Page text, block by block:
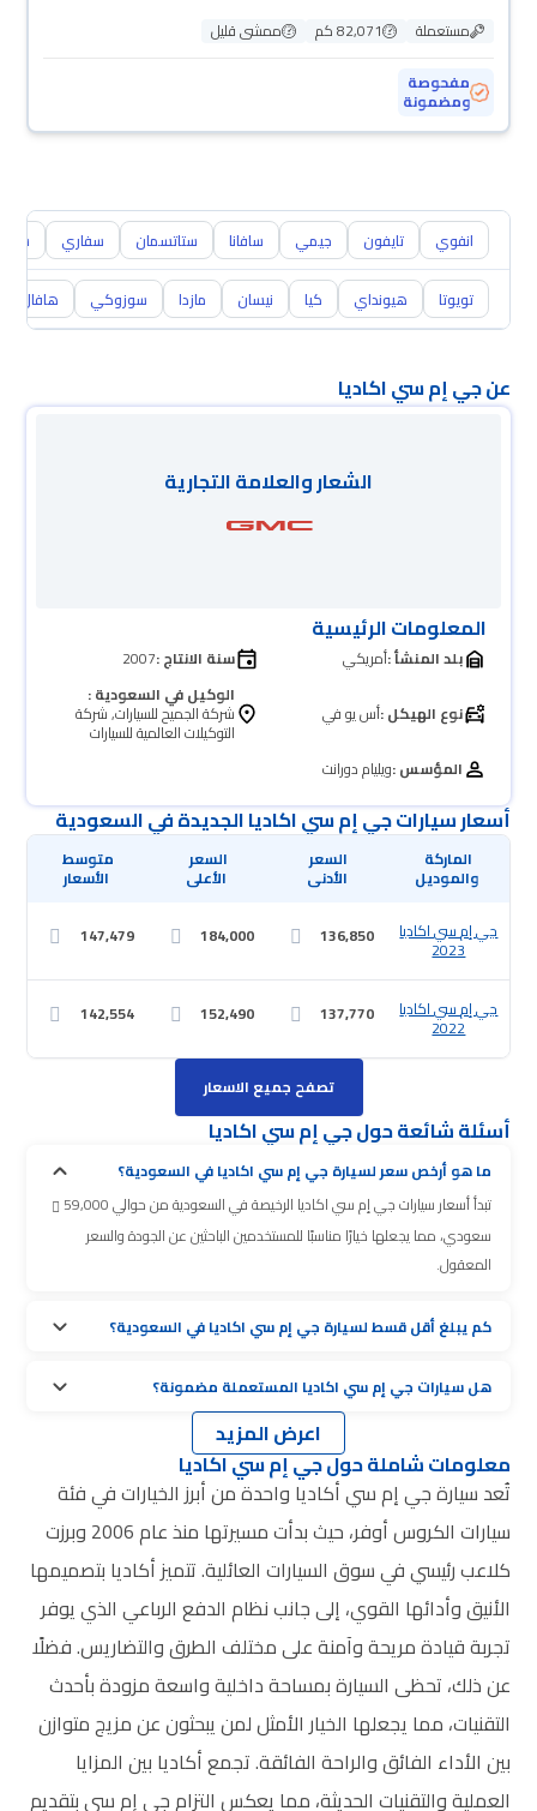
مستعملة
82,071 كم
ممشى قليل
مفحوصة
ومضمونة
انفوي تايفون جيمي سافانا ستاتسمان سفاري
تويوتا هيونداي كيا نيسان مازدا سوزوكي هافال
عن جي إم سي اكاديا
الشعار والعلامة التجارية
المعلومات الرئيسية
بلد المنشأ :أمريكي سنة الانتاج :2007
نوع الهيكل :أس يو في
الوكيل في السعودية :
شركة الجميح للسيارات, شركة
التوكيلات العالمية للسيارات
المؤسس :ويليام دورانت
أسعار سيارات جي إم سي اكاديا الجديدة في السعودية
السعر متوسط
جي إم سي اكاديا
2023
136,850
184,000
147,479
جي إم سي اكاديا
2022
137,770
152,490
142,554
تصفح جميع الاسعار
أسئلة شائعة حول جي إم سي اكاديا
ما هو أرخص سعر لسيارة جي إم سي اكاديا في السعودية؟
تبدأ أسعار سيارات جي إم سي اكاديا الرخيصة في السعودية من حوالي 59,000
سعودي، مما يجعلها خيارًا مناسبًا للمستخدمين الباحثين عن الجودة والسعر
المعقول.
كم يبلغ أقل قسط لسيارة جي إم سي اكاديا في السعودية؟
هل سيارات جي إم سي اكاديا المستعملة مضمونة؟
اعرض المزيد
معلومات شاملة حول جي إم سي اكاديا
تُعد سيارة جي إم سي أكاديا واحدة من أبرز الخيارات في فئة
سيارات الكروس أوفر، حيث بدأت مسيرتها منذ عام 2006 وبرزت
كلاعب رئيسي في سوق السيارات العائلية. تتميز أكاديا بتصميمها
الأنيق وأدائها القوي، إلى جانب نظام الدفع الرباعي الذي يوفر
تجربة قيادة مريحة وآمنة على مختلف الطرق والتضاريس. فضلًا
عن ذلك، تحظى السيارة بمساحة داخلية واسعة مزودة بأحدث
التقنيات، مما يجعلها الخيار الأمثل لمن يبحثون عن مزيج متوازن
بين الأداء الفائق والراحة الفائقة. تجمع أكاديا بين المزايا
العملية والتقنيات الحديثة، مما يعكس التزام جي إم سي بتقديم